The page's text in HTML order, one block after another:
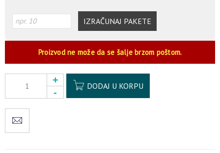
IZRAČUNAJ PAKETE
Proizvod ne može da se šalje brzom poštom.
DODAJ U KORPU